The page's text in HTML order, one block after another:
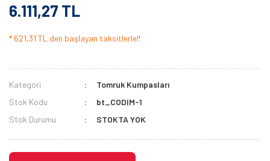
6.111,27 TL
* 621,31 TL den başlayan taksitlerle!!
Kategori
Tomruk Kumpasları
Stok Kodu
bt_CODIM-1
Stok Durumu
STOKTA YOK